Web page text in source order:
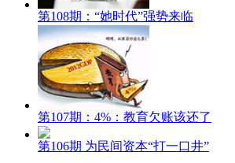
第108期：“她时代”强势来临
第107期：4%：教育欠账该还了
第106期 为民间资本“打一口井”